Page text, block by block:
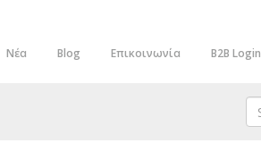
Νέα Blog Επικοινωνία B2B Login